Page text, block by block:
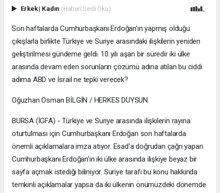
Erkek| Kadın (Haberi Sesli Oku)
Son haftalarda Cumhurbaşkanı Erdoğan'ın yapmış olduğu
çıkışlarla birlikte Türkiye ve Suriye arasındaki ilişkilerin yeniden
geliştirilmesi gündeme geldi. 10 yılı aşan bir süredir iki ülke
arasında devam eden sorunların çözümü adına atılan bu ciddi
adıma ABD ve İsrail ne tepki verecek?
Oğuzhan Osman BİLGİN / HERKES DUYSUN
BURSA (İGFA) - Türkiye ve Suriye arasında ilişkilerin rayına
oturtulması için Cumhurbaşkanı Erdoğan son haftalarda
önemli açıklamalara imza atıyor. Esad'a doğrudan çağrı yapan
Cumhurbaşkanı Erdoğan'ın iki ülke arasında ilişkiye beyaz bir
sayfa açmak istediği biliniyor. Suriye tarafı bu konu hakkında
temkinli açıklamalar yapsa da iki ülkenin önümüzdeki dönemde